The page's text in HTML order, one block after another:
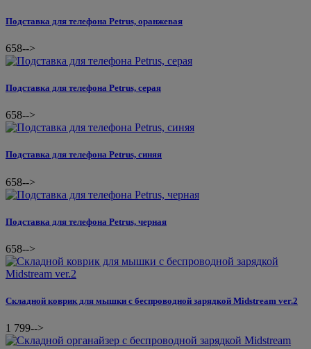
Подставка для телефона Petrus, оранжевая
658-->
Подставка для телефона Petrus, серая
658-->
Подставка для телефона Petrus, синяя
658-->
Подставка для телефона Petrus, черная
658-->
Складной коврик для мышки с беспроводной зарядкой Midstream ver.2
1 799-->